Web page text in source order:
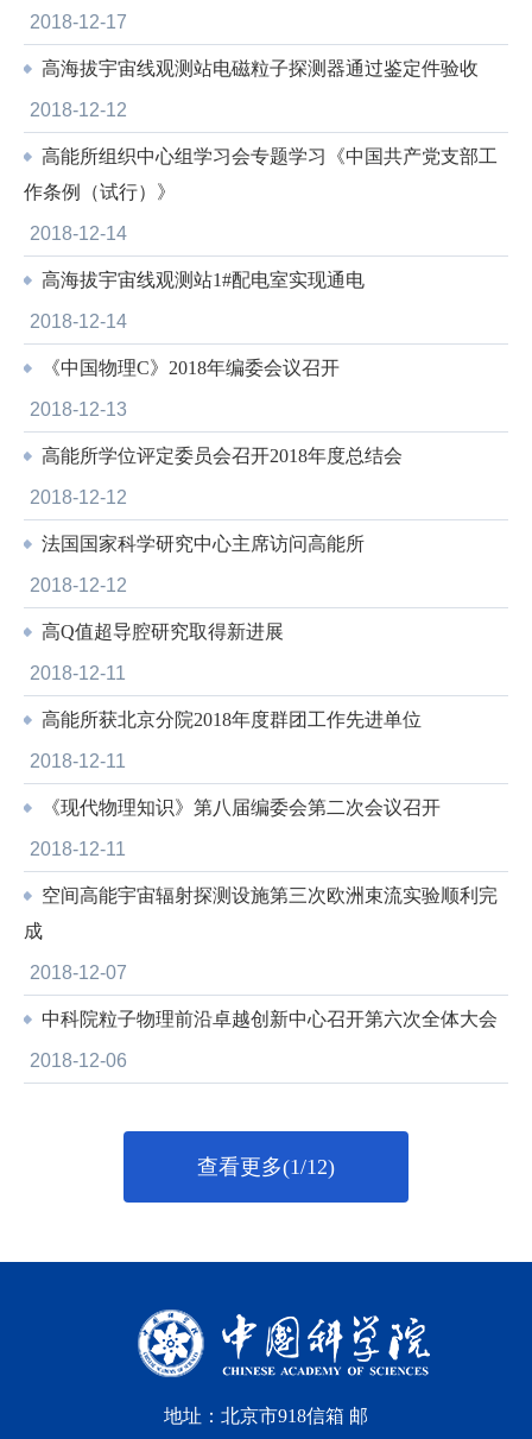
2018-12-17
高海拔宇宙线观测站电磁粒子探测器通过鉴定件验收
2018-12-12
高能所组织中心组学习会专题学习《中国共产党支部工
作条例（试行）》
2018-12-14
高海拔宇宙线观测站1#配电室实现通电
2018-12-14
《中国物理C》2018年编委会议召开
2018-12-13
高能所学位评定委员会召开2018年度总结会
2018-12-12
法国国家科学研究中心主席访问高能所
2018-12-12
高Q值超导腔研究取得新进展
2018-12-11
高能所获北京分院2018年度群团工作先进单位
2018-12-11
《现代物理知识》第八届编委会第二次会议召开
2018-12-11
空间高能宇宙辐射探测设施第三次欧洲束流实验顺利完
成
2018-12-07
中科院粒子物理前沿卓越创新中心召开第六次全体大会
2018-12-06
查看更多(1/12)
地址：北京市918信箱 邮